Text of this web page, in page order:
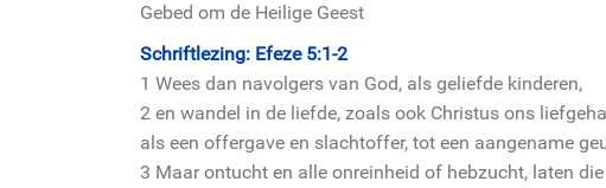
Gebed om de Heilige Geest
Schriftlezing: Efeze 5:1-2
1 Wees dan navolgers van God, als geliefde kinderen,
2 en wandel in de liefde, zoals ook Christus ons
als een offergave en slachtoffer, tot een aangename
3 Maar ontucht en alle onreinheid of hebzucht, laten